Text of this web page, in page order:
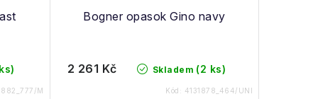
M
Bogner opasok Gino navy
Skladem (2 ks)
2 261 Kč
Kód: 4131878_464/UNI